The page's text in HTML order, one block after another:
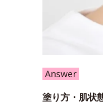
Answer
塗り方・肌状